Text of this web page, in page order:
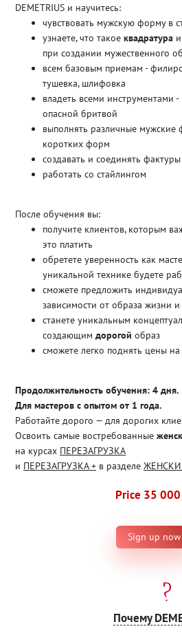
DEMETRIUS и научитесь:
чувствовать мужскую форму в
узнаете, что такое квадратура
при создании мужественного
всем базовым приемам -
тушевка, шлифовка
владеть всеми
опасной бритвой
выполнять различные мужские
коротких форм
создавать и соединять фактуры
работать со стайлингом
После обучения вы:
получите клиентов, которым
это платить
обретете уверенность как
уникальной технике будете
сможете предложить
зависимости от образа жизни
станете уникальным
создающим дорогой образ
сможете легко поднять цены на
Продолжительность обучения: 4 дня.
Для мастеров с опытом от 1 года.
Работайте дорого — для дорогих
Освоить самые востребованные
на курсах ПЕРЕЗАГРУЗКА
и ПЕРЕЗАГРУЗКА + в разделе
Price 35
Sign up now
Почему